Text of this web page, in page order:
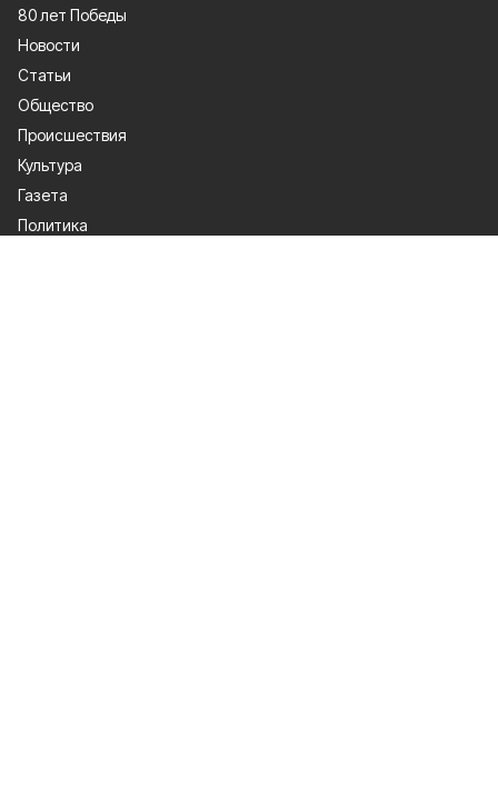
80 лет Победы
Новости
Статьи
Общество
Происшествия
Культура
Газета
Политика